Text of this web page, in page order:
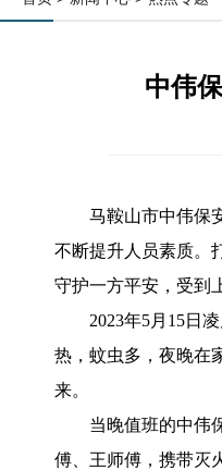
中伟
马鞍山市中伟保
不断提升人员素质。
守护一方平安，受到
2023年5月15日
热，蚊虫多，夜晚在
来。
当晚值班的中伟
傅、王师傅，携带灭